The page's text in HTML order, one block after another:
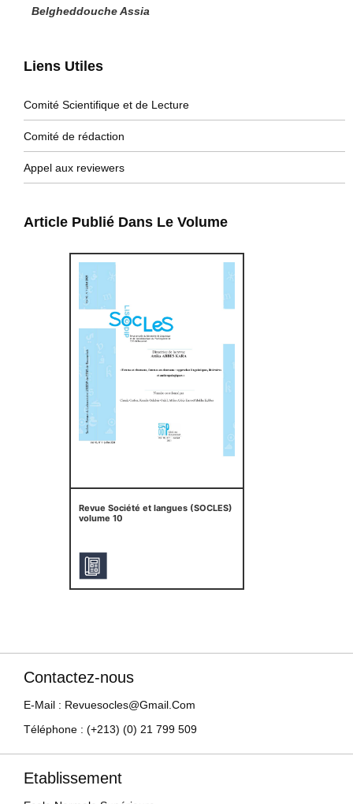
Liens Utiles
Comité Scientifique et de Lecture
Comité de rédaction
Appel aux reviewers
Article Publié Dans Le Volume
Revue Société et langues (SOCLES)
volume 10
Belgheddouche Assia
Contactez-nous
E-Mail : Revuesocles@gmail.com
Téléphone : (+213) (0) 21 799 509
Etablissement